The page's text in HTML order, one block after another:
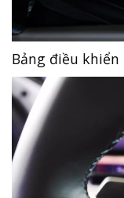
Bảng điều